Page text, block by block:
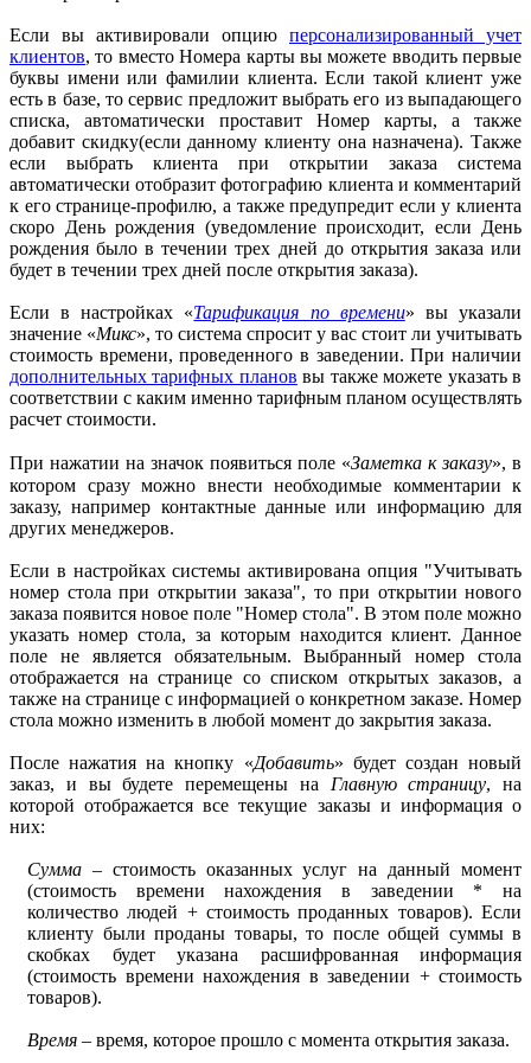
Если вы активировали опцию персонализированный учет
клиентов, то вместо Номера карты вы можете вводить первые
буквы имени или фамилии клиента. Если такой клиент уже
есть в базе, то сервис предложит выбрать его из выпадающего
списка, автоматически проставит Номер карты, а также
добавит скидку(если данному клиенту она назначена). Также
если выбрать клиента при открытии заказа система
автоматически отобразит фотографию клиента и комментарий
к его странице-профилю, а также предупредит если у клиента
скоро День рождения (уведомление происходит, если День
рождения было в течении трех дней до открытия заказа или
будет в течении трех дней после открытия заказа).
Если в настройках «Тарификация по времени» вы указали
значение «Микс», то система спросит у вас стоит ли учитывать
стоимость времени, проведенного в заведении. При наличии
дополнительных тарифных планов вы также можете указать в
соответствии с каким именно тарифным планом осуществлять
расчет стоимости.
При нажатии на значок появиться поле «Заметка к заказу», в
котором сразу можно внести необходимые комментарии к
заказу, например контактные данные или информацию для
других менеджеров.
Если в настройках системы активирована опция "Учитывать
номер стола при открытии заказа", то при открытии нового
заказа появится новое поле "Номер стола". В этом поле можно
указать номер стола, за которым находится клиент. Данное
поле не является обязательным. Выбранный номер стола
отображается на странице со списком открытых заказов, а
также на странице с информацией о конкретном заказе. Номер
стола можно изменить в любой момент до закрытия заказа.
После нажатия на кнопку «Добавить» будет создан новый
заказ, и вы будете перемещены на Главную страницу, на
которой отображается все текущие заказы и информация о
них:
Сумма – стоимость оказанных услуг на данный момент
(стоимость времени нахождения в заведении * на
количество людей + стоимость проданных товаров). Если
клиенту были проданы товары, то после общей суммы в
скобках будет указана расшифрованная информация
(стоимость времени нахождения в заведении + стоимость
товаров).
Время – время, которое прошло с момента открытия заказа.